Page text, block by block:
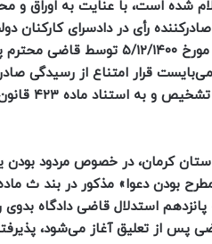
مردود اعلام شده است، با عنایت به
۱۴۰۰ طرح دعوی علیه قاضی صادر‌کننده رأی در
مجرمانه‌ای به ایشان نسبت داده است و فی
آیین دادرسی کیفری می‌بایست قرار امتناع
پرونده و قاضی
کرمان، در خصوص مردود
پانزدهم استدلال قاضی دادگاه
تعلیق آغاز می‌شود، پذیرفته و